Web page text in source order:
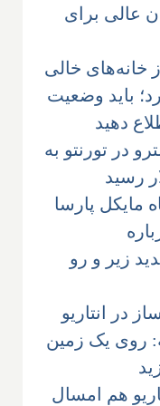
عالی برای
خانه‌های خالی
باید وضعیت
دهید
در تورنتو به
مایکل پارسا
زیر و رو
در انتاریو
روی یک زمین
هم امسال